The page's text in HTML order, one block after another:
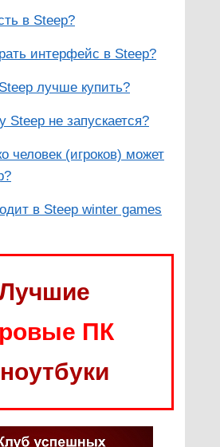
в Steep?
интерфейс в Steep?
лучше купить?
Steep не запускается?
человек (игроков) может
в Steep winter games
ПК